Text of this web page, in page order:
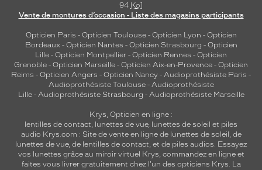
94 Ko]
Vente de montures d’occasion - Liste des magasins participants
Opticien Paris - Opticien Toulouse- Opticien Lyon - Opticien
Bordeaux- Opticien Nantes - Opticien Strasbourg - Opticien
Lille - Opticien Montpellier - Opticien Rennes - Opticien
Grenoble - Opticien Marseille - Opticien Aix-en-Provence - Opticien
Reims - Opticien Angers - Opticien Nancy - Audioprothésiste Paris -
Audioprothésiste Toulouse- Audioprothésiste
Lille- Audioprothésiste Strasbourg - Audioprothésiste Marseille
Krys, Opticien en ligne :
lentilles de contact, lunettes de vue, lunettes de soleil et piles
audio Krys.com : Site de vente en ligne de lunettes de soleil, de
lunettes de vue, de lentilles de contact, et de piles audios. Essayez
vos lunettes grâce au miroir virtuel Krys, commandez en ligne et
faites vous livrer gratuitement chez l'un des opticiens Krys. La